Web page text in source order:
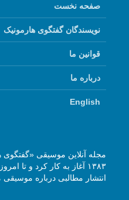
صفحه نخست
نویسندگان گفتگوی هارمونیک
قوانین ما
درباره ما
English
۱۳۸۳ آغاز به کار کرد و تا
انتشار مطالبی درباره موسیقی